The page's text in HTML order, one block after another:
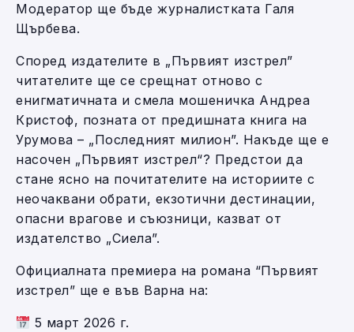
Модератор ще бъде журналистката Галя
Щърбева.
Според издателите в „Първият изстрел”
читателите ще се срещнат отново с
енигматичната и смела мошеничка Андреа
Кристоф, позната от предишната книга на
Урумова – „Последният милион”. Накъде ще е
насочен „Първият изстрел“? Предстои да
стане ясно на почитателите на историите с
неочаквани обрати, екзотични дестинации,
опасни врагове и съюзници, казват от
издателство „Сиела”.
Официалната премиера на романа “Първият
изстрел” ще е във Варна на:
5 март 2026 г.